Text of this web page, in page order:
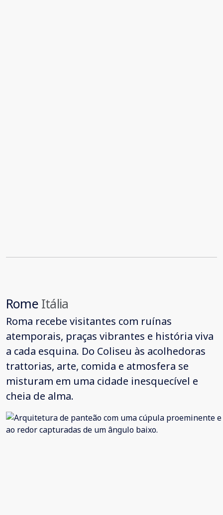
Rome Itália
Roma recebe visitantes com ruínas
atemporais, praças vibrantes e história viva
a cada esquina. Do Coliseu às acolhedoras
trattorias, arte, comida e atmosfera se
misturam em uma cidade inesquecível e
cheia de alma.